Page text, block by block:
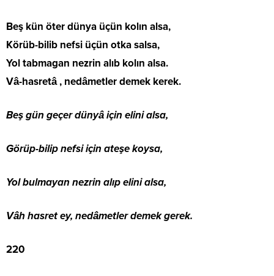
Beş kün öter dünya üçün kolın alsa,
Körüb-bilib nefsi üçün otka salsa,
Yol tabmagan nezrin alıb kolın alsa.
Vâ-hasretâ , nedâmetler demek kerek.
Beş gün geçer dünyâ için elini alsa,
Görüp-bilip nefsi için ateşe koysa,
Yol bulmayan nezrin alıp elini alsa,
Vâh hasret ey, nedâmetler demek gerek.
220